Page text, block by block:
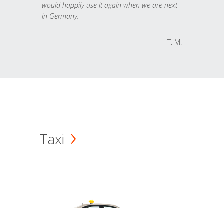
would happily use it again when we are next
in Germany.
T. M.
Taxi